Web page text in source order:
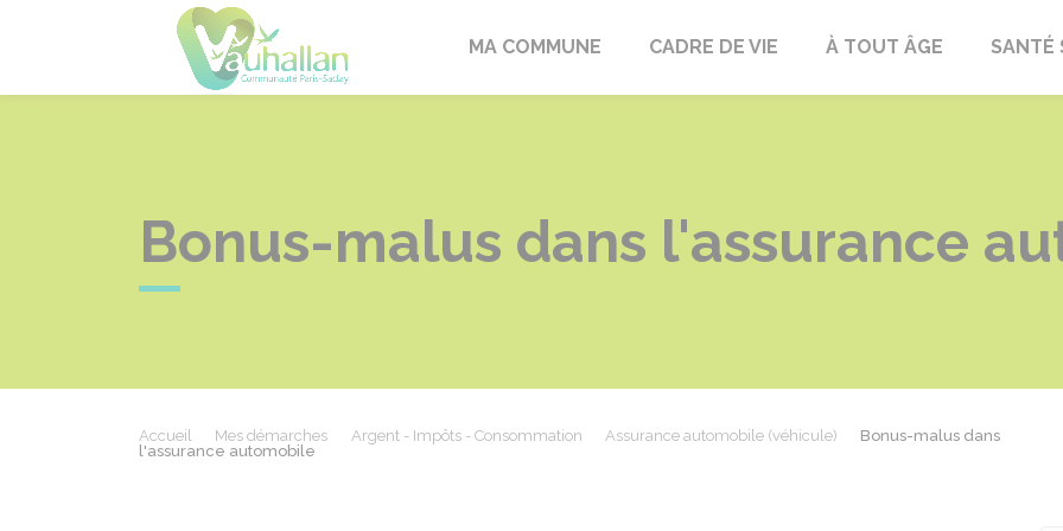
VauhallanMA COMMUNE CADRE DE VIE À TOUT ÂGE SANTÉ
Bonus-malus dans l'assurance
Accueil Mes démarches Argent - Impôts - Consommation Assurance automobile (véhicule)
Bonus-malus dans
l'assurance automobile